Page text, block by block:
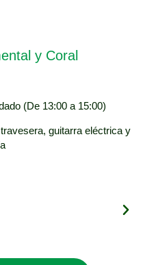
y Coral
(De 13:00 a 15:00)
guitarra eléctrica y